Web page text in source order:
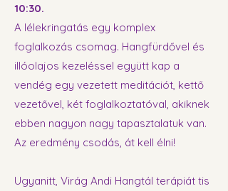
10:30.
A lélekringatás egy komplex
foglalkozás csomag. Hangfürdővel és
illóolajos kezeléssel együtt kap a
vendég egy vezetett meditációt, kettő
vezetővel, két foglalkoztatóval, akiknek
ebben nagyon nagy tapasztalatuk van.
Az eredmény csodás, át kell élni!
Ugyanitt, Virág Andi Hangtál terápiát tis